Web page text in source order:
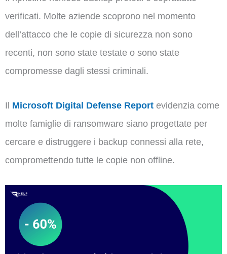
verificati. Molte aziende scoprono nel momento
dell’attacco che le copie di sicurezza non sono
recenti, non sono state testate o sono state
compromesse dagli stessi criminali.
Il Microsoft Digital Defense Report evidenzia come
molte famiglie di ransomware siano progettate per
cercare e distruggere i backup connessi alla rete,
compromettendo tutte le copie non offline.